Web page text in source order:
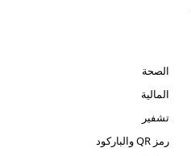
الصحة
المالية
تشفير
رمز QR والباركود